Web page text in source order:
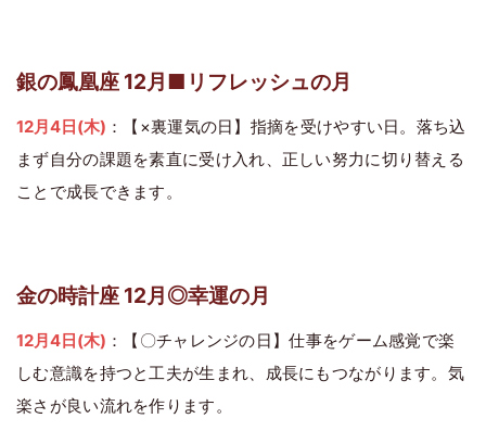
銀の鳳凰座 12月■リフレッシュの月
12月4日(木) ：【×裏運気の日】指摘を受けやすい日。落ち込
まず自分の課題を素直に受け入れ、正しい努力に切り替える
ことで成長できます。
金の時計座 12月◎幸運の月
12月4日(木) ：【〇チャレンジの日】仕事をゲーム感覚で楽
しむ意識を持つと工夫が生まれ、成長にもつながります。気
楽さが良い流れを作ります。